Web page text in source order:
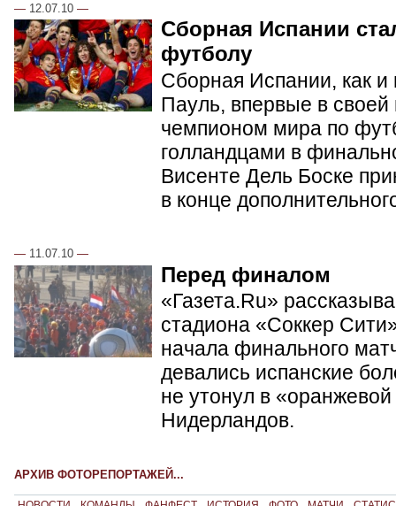
— 12.07.10 —
Сборная Испании
футболу
Сборная Испании, как и
Пауль, впервые в своей
чемпионом мира по
голландцами в
Висенте Дель Боске
в конце
— 11.07.10 —
Перед финалом
«Газета.Ru»
стадиона «Соккер
начала финального
девались испанские
не утонул в
Нидерландов.
АРХИВ ФОТОРЕПОРТАЖЕЙ...